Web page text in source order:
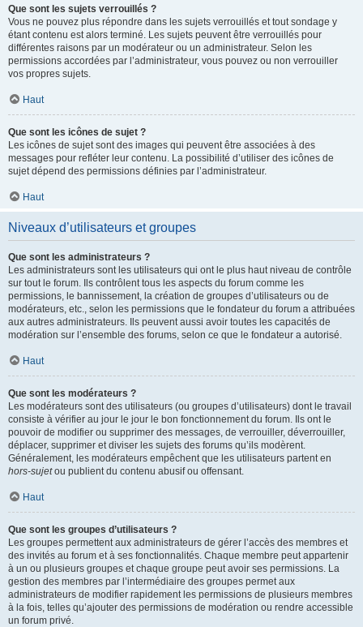
Que sont les sujets verrouillés ?
Vous ne pouvez plus répondre dans les sujets verrouillés et tout sondage y
étant contenu est alors terminé. Les sujets peuvent être verrouillés pour
différentes raisons par un modérateur ou un administrateur. Selon les
permissions accordées par l’administrateur, vous pouvez ou non verrouiller
vos propres sujets.
Haut
Que sont les icônes de sujet ?
Les icônes de sujet sont des images qui peuvent être associées à des
messages pour refléter leur contenu. La possibilité d’utiliser des icônes de
sujet dépend des permissions définies par l’administrateur.
Haut
Niveaux d’utilisateurs et groupes
Que sont les administrateurs ?
Les administrateurs sont les utilisateurs qui ont le plus haut niveau de contrôle
sur tout le forum. Ils contrôlent tous les aspects du forum comme les
permissions, le bannissement, la création de groupes d’utilisateurs ou de
modérateurs, etc., selon les permissions que le fondateur du forum a attribuées
aux autres administrateurs. Ils peuvent aussi avoir toutes les capacités de
modération sur l’ensemble des forums, selon ce que le fondateur a autorisé.
Haut
Que sont les modérateurs ?
Les modérateurs sont des utilisateurs (ou groupes d’utilisateurs) dont le travail
consiste à vérifier au jour le jour le bon fonctionnement du forum. Ils ont le
pouvoir de modifier ou supprimer des messages, de verrouiller, déverrouiller,
déplacer, supprimer et diviser les sujets des forums qu’ils modèrent.
Généralement, les modérateurs empêchent que les utilisateurs partent en
hors-sujetou publient du contenu abusif ou offensant.
Haut
Que sont les groupes d’utilisateurs ?
Les groupes permettent aux administrateurs de gérer l’accès des membres et
des invités au forum et à ses fonctionnalités. Chaque membre peut appartenir
à un ou plusieurs groupes et chaque groupe peut avoir ses permissions. La
gestion des membres par l’intermédiaire des groupes permet aux
administrateurs de modifier rapidement les permissions de plusieurs membres
à la fois, telles qu’ajouter des permissions de modération ou rendre accessible
un forum privé.